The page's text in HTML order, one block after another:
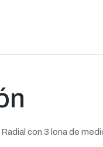
con 3 lona de